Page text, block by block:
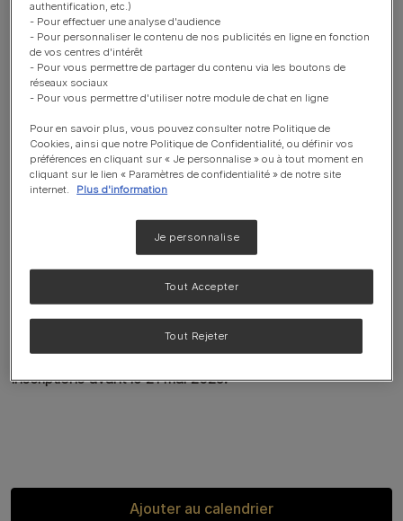
des affections de
l'appareil reproducteur
(Formation AFVAC)
PRO PLAN® sera à Ajaccio du 22 au 23 mai pour Les
Polyphonies. Cette formation est destinée aux
et compétences dans la gestion médicale et chirurgicale
des affections de l'appareil reproducteur chez les
chirurgicales de contraception.
Nous avons hâte de vous y retrouver !
Inscriptions avant le 21 mai 2025.
Ajouter au calendrier
authentification, etc.)
- Pour effectuer une analyse d'audience
- Pour personnaliser le contenu de nos publicités en ligne en fonction
de vos centres d'intérêt
- Pour vous permettre de partager du contenu via les boutons de
réseaux sociaux
- Pour vous permettre d'utiliser notre module de chat en ligne
Pour en savoir plus, vous pouvez consulter notre Politique de
Cookies, ainsi que notre Politique de Confidentialité, ou définir vos
préférences en cliquant sur « Je personnalise » ou à tout moment en
cliquant sur le lien « Paramètres de confidentialité » de notre site
internet.
Plus d'information
Je personnalise
Tout Rejeter
Tout Accepter